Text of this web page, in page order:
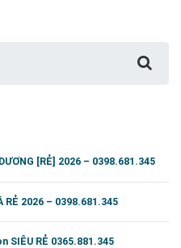
[RẺ] 2026 – 0398.681.345
2026 – 0398.681.345
SIÊU RẺ 0365.881.345